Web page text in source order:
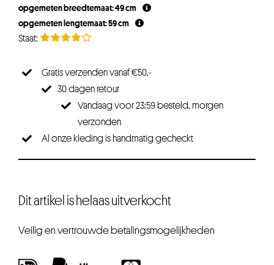
€26,25.
€19,69.
opgemeten breedtemaat: 49 cm
opgemeten lengtemaat: 59 cm
Gratis verzenden vanaf €50,-
30 dagen retour
Vandaag voor 23:59 besteld, morgen
verzonden
Al onze kleding is handmatig gecheckt
Dit artikel is helaas uitverkocht
Veilig en vertrouwde betalingsmogelijkheden